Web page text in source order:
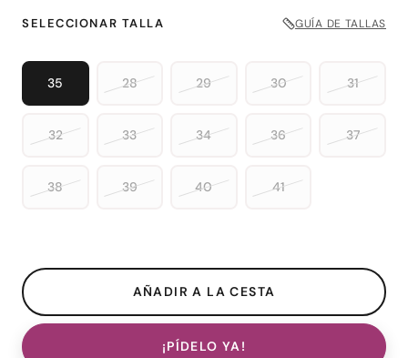
SELECCIONAR TALLA GUÍA DE TALLAS
35 28 29 30 31
32 33 34 36 37
38 39 40 41
¡PÍDELO YA!